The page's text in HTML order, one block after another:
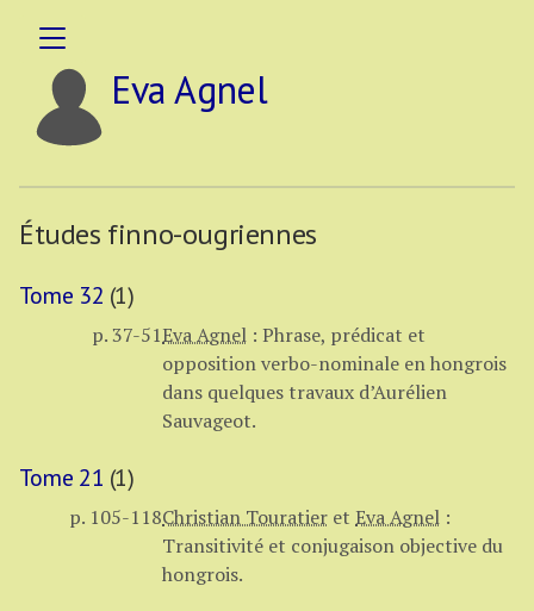
Eva Agnel
Études finno-ougriennes
Tome 32 (1)
p. 37-51Eva Agnel : Phrase, prédicat et
opposition verbo-nominale en hongrois
dans quelques travaux d’Aurélien
Sauvageot.
Tome 21 (1)
p. 105-118Christian Touratier et Eva Agnel :
Transitivité et conjugaison objective du
hongrois.